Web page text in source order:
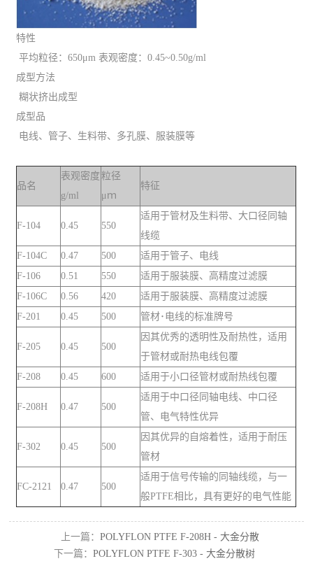
特性
平均粒径：650μm 表观密度：0.45~0.50g/ml
成型方法
糊状挤出成型
成型品
电线、管子、生料带、多孔膜、服装膜等
品名
表观密度
g/ml
粒径
μｍ
特征
F-104 0.45 550
适用于管材及生料带、大口径同轴
线缆
F-104C
0.47 500
适用于管子、电线
F-106
0.51 550
适用于服装膜、高精度过滤膜
F-106C
0.56 420
适用于服装膜、高精度过滤膜
F-201
0.45 500 管材･电线的标准牌号
F-205 0.45 500
因其优秀的透明性及耐热性，适用
于管材或耐热电线包覆
F-208
0.45 600 适用于小口径管材或耐热线包覆
F-208H 0.47 500
适用于中口径同轴电线、中口径
管、电气特性优异
F-302 0.45 500
因其优异的自熔着性，适用于耐压
管材
FC-2121 0.47 500
适用于信号传输的同轴线缆，与一
般PTFE相比，具有更好的电气性能
上一篇：POLYFLON PTFE F-208H - 大金分散
树脂粉
下一篇： POLYFLON PTFE F-303 - 大金分散树